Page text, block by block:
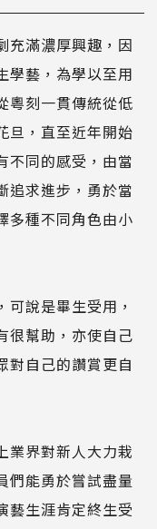
充滿濃厚興趣，因
學藝，為學以至用
粵刻一貫傳統從低
旦，直至近年開始
不同的感受，由當
追求進步，勇於當
多種不同角色由小
說是畢生受用，
很幫助，亦使自己
對自己的讚賞更自
業界對新人大力栽
們能勇於嘗試盡量
藝生涯肯定終生受